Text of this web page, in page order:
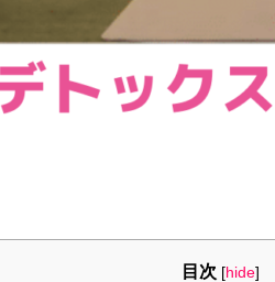
目次 [hide]